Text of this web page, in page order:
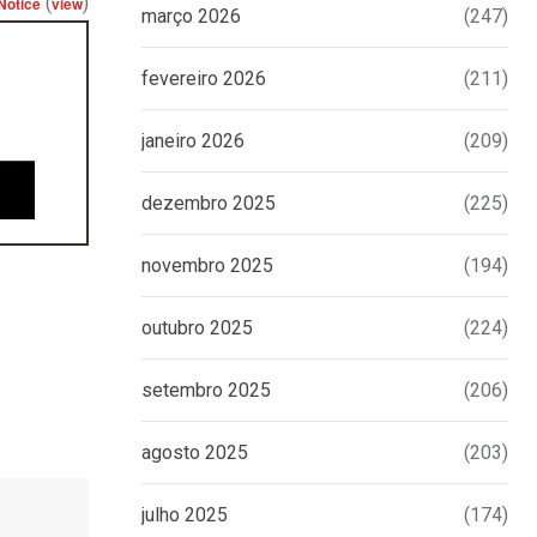
março 2026 (247)
fevereiro 2026 (211)
janeiro 2026 (209)
dezembro 2025 (225)
novembro 2025 (194)
outubro 2025 (224)
setembro 2025 (206)
agosto 2025 (203)
julho 2025 (174)